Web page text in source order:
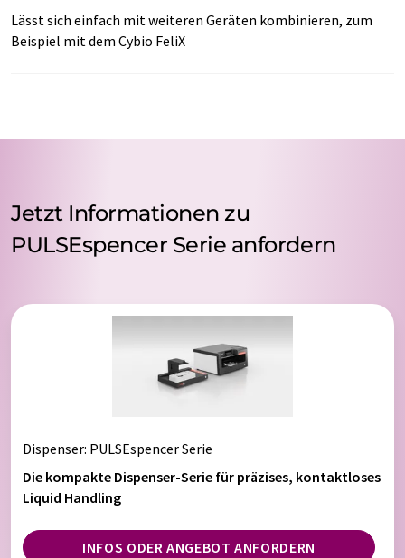
Lässt sich einfach mit weiteren Geräten kombinieren, zum
Beispiel mit dem Cybio FeliX
Jetzt Informationen zu
PULSEspencer Serie anfordern
Dispenser: PULSEspencer Serie
Die kompakte Dispenser-Serie für präzises, kontaktloses
Liquid Handling
INFOS ODER ANGEBOT ANFORDERN